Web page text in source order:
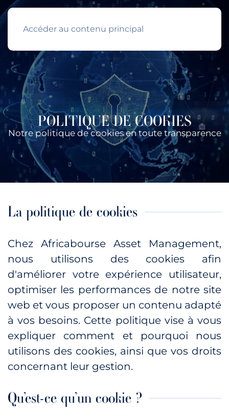
Accéder au contenu principal
POLITIQUE DE COOKIES
Notre politique de cookies en toute transparence
La politique de cookies
Chez Africabourse Asset Management,
nous utilisons des cookies afin
d'améliorer votre expérience utilisateur,
optimiser les performances de notre site
web et vous proposer un contenu adapté
à vos besoins. Cette politique vise à vous
expliquer comment et pourquoi nous
utilisons des cookies, ainsi que vos droits
concernant leur gestion.
Qu’est-ce qu’un cookie ?